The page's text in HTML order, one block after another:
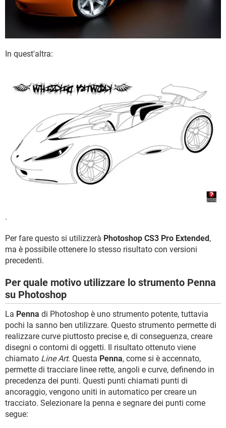
In quest'altra:
.
Per fare questo si utilizzerà Photoshop CS3 Pro Extended ,
ma è possibile ottenere lo stesso risultato con versioni
precedenti.
Per quale motivo utilizzare lo strumento Penna
su Photoshop
La Penna di Photoshop è uno strumento potente, tuttavia
pochi la sanno ben utilizzare. Questo strumento permette di
realizzare curve piuttosto precise e, di conseguenza, creare
disegni o contorni di oggetti. Il risultato ottenuto viene
chiamato Line Art. Questa Penna, come si è accennato,
permette di tracciare linee rette, angoli e curve, definendo in
precedenza dei punti. Questi punti chiamati punti di
ancoraggio, vengono uniti in automatico per creare un
tracciato. Selezionare la penna e segnare dei punti come
segue: